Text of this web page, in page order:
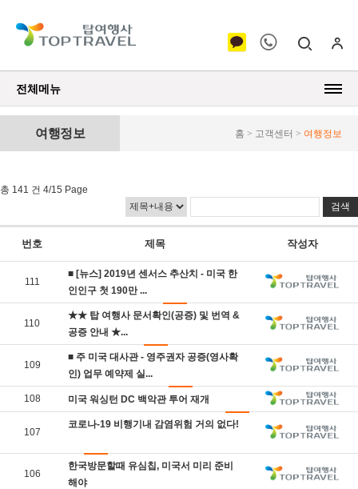
전체메뉴
홈 > 고객센터 > 여행정보
여행정보
총 141 건 4/15 Page
번호 제목 작성자
111
■ [뉴스] 2019년 센서스 추산치 - 미국 한
인인구 첫 190만 ...
110
★★ 탑 여행사 문서확인(공증) 및 번역 &
공증 안내 ★...
109
■ 주 미국 대사관 - 영주권자 공증(영사확
인) 업무 예약제 실...
108 미국 워싱턴 DC 백악관 투어 재개
107
코로나-19 비행기내 감염위험 거의 없다!
106
한국방문할때 유심칩, 미국서 미리 준비
해야